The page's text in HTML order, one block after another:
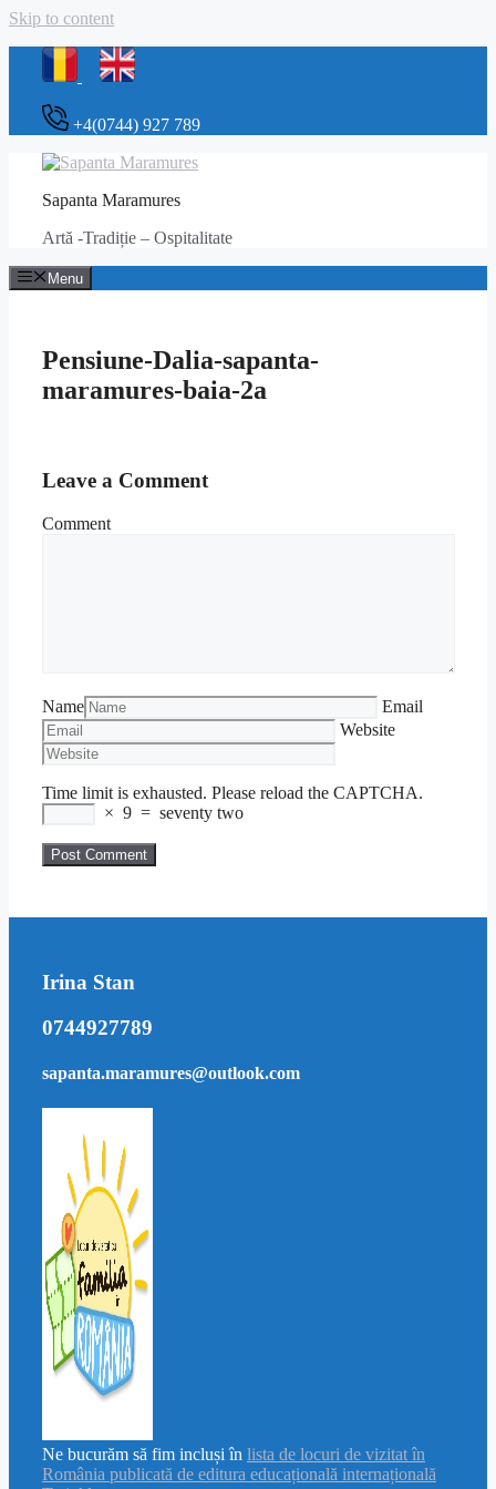
Skip to content
+4(0744) 927 789
Sapanta Maramures
Artă -Tradiție – Ospitalitate
Menu
Pensiune-Dalia-sapanta-
maramures-baia-2a
Leave a Comment
Comment
Name
Email
Website
Time limit is exhausted. Please reload the CAPTCHA.
× 9 = seventy two
Irina Stan
0744927789
sapanta.maramures@outlook.com
Ne bucurăm să fim incluși în lista de locuri de vizitat în
România publicată de editura educațională internațională